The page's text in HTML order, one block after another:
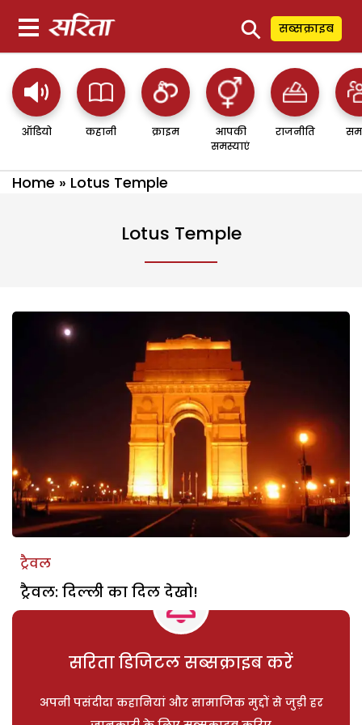
⚲ सब्सक्राइब
ऑडियो कहानी क्राइम
आपकी
समस्याएं
राजनीति
Home » Lotus Temple
Lotus Temple
ट्रैवल
ट्रैवल: दिल्ली का दिल देखो!
सरिता डिजिटल सब्सक्राइब करें
अपनी पसंदीदा कहानियां और सामाजिक मुद्दों से जुड़ी हर